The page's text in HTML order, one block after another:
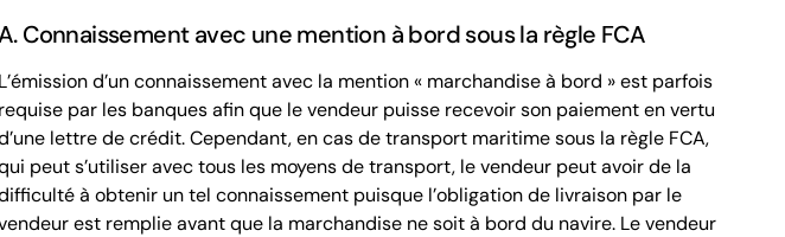
Connaissement avec une mention à bord sous la règle FCA
L’émission d’un connaissement avec la mention « marchandise à bord » est parfois
requise par les banques afin que le vendeur puisse recevoir son paiement en vertu
lettre de crédit. Cependant, en cas de transport maritime sous la règle FCA,
peut s’utiliser avec tous les moyens de transport, le vendeur peut avoir de la
à obtenir un tel connaissement puisque l’obligation de livraison par le
est remplie avant que la marchandise ne soit à bord du navire. Le vendeur